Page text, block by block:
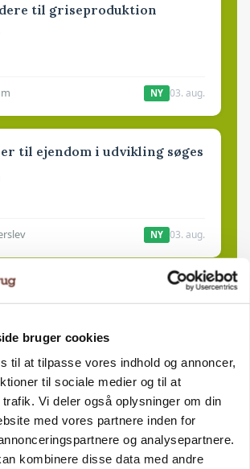
bruger cookies
til at tilpasse vores indhold og annoncer,
til sociale medier og til at
Vi deler også oplysninger om din
med vores partnere inden for
og analysepartnere.
kombinere disse data med andre
til griseproduktion
NY 03. aug.
til ejendom i udvikling søges
NY 03. aug.
NY 03. aug.
til nyrenoveret